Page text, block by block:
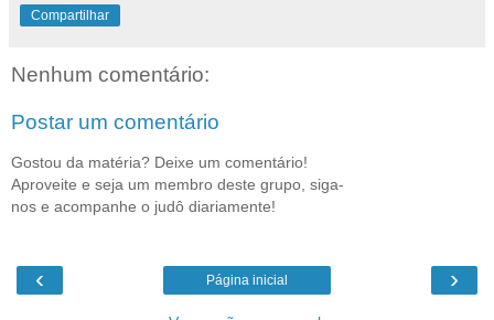
Compartilhar
Nenhum comentário:
Postar um comentário
Gostou da matéria? Deixe um comentário!
Aproveite e seja um membro deste grupo, siga-
nos e acompanhe o judô diariamente!
‹ ›
Página inicial